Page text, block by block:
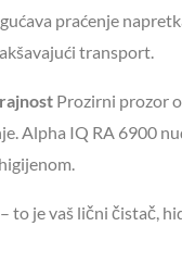
praćenje
transport.
Prozirni prozor
Alpha IQ RA 6900
to je vaš lični čistač,